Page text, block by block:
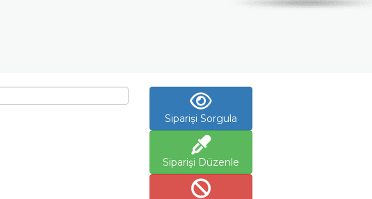
Siparişi Sorgula
Siparişi Düzenle